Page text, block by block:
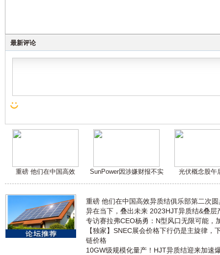
最新评论
重磅 他们在中国高效 SunPower因涉嫌财报不实 光伏概念股午
重磅 他们在中国高效异质结俱乐部第二次
异在当下，叠出未来 2023HJT异质结&叠层
专访赛拉弗CEO杨勇：N型风口无限可能，
【独家】SNEC展会价格下行仍是主旋律，
链价格
10GW级规模化量产！HJT异质结迎来加速